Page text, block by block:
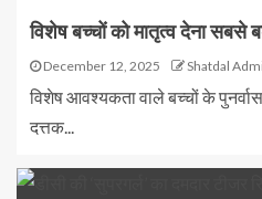
विशेष बच्चों को मातृत्व देना सबसे
December 12, 2025 Shatdal
विशेष आवश्यकता वाले बच्चों के
दत्तक...